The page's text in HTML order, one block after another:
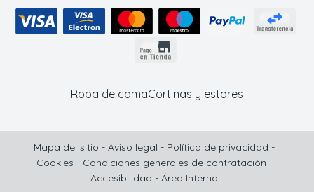
Ropa de camaCortinas y estores
Mapa del sitio - Aviso legal - Política de privacidad -
Cookies - Condiciones generales de contratación -
Accesibilidad - Área Interna